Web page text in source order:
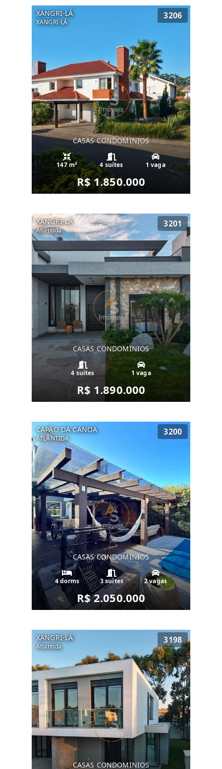
XANGRI-LÁ
XANGRI-LÁ
3206
CASAS CONDOMINIOS
147 m² 4 suítes 1 vaga
R$ 1.850.000
XANGRI-LÁ
Atlantida
3201
CASAS CONDOMINIOS
4 suítes 1 vaga
R$ 1.890.000
CAPÃO DA CANOA
ATLÂNTIDA
3200
CASAS CONDOMINIOS
4 dorms 3 suítes 2 vagas
R$ 2.050.000
XANGRI-LÁ
Atlantida
3198
CASAS CONDOMINIOS